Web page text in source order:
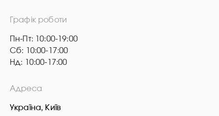
Графік роботи
Пн-Пт: 10:00-19:00
Сб: 10:00-17:00
Нд: 10:00-17:00
Адреса
Україна, Київ